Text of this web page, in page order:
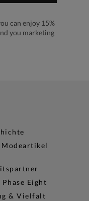
can enjoy 15%
you marketing
Eight
& Vielfalt